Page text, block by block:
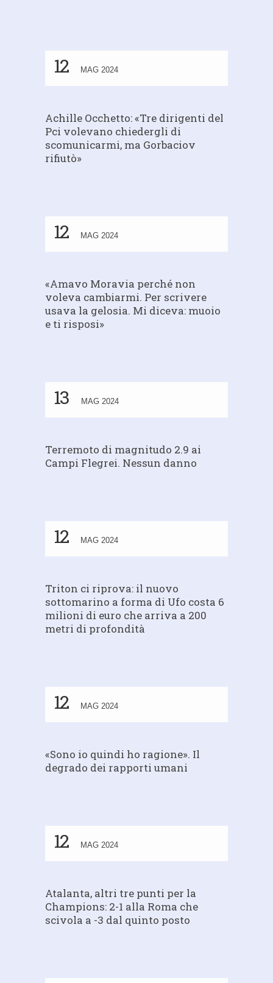
12 MAG 2024
Achille Occhetto: «Tre dirigenti del
Pci volevano chiedergli di
scomunicarmi, ma Gorbaciov
rifiutò»
12 MAG 2024
«Amavo Moravia perché non
voleva cambiarmi. Per scrivere
usava la gelosia. Mi diceva: muoio
e ti risposi»
13 MAG 2024
Terremoto di magnitudo 2.9 ai
Campi Flegrei. Nessun danno
12 MAG 2024
Triton ci riprova: il nuovo
sottomarino a forma di Ufo costa 6
milioni di euro che arriva a 200
metri di profondità
12 MAG 2024
«Sono io quindi ho ragione». Il
degrado dei rapporti umani
12 MAG 2024
Atalanta, altri tre punti per la
Champions: 2-1 alla Roma che
scivola a -3 dal quinto posto